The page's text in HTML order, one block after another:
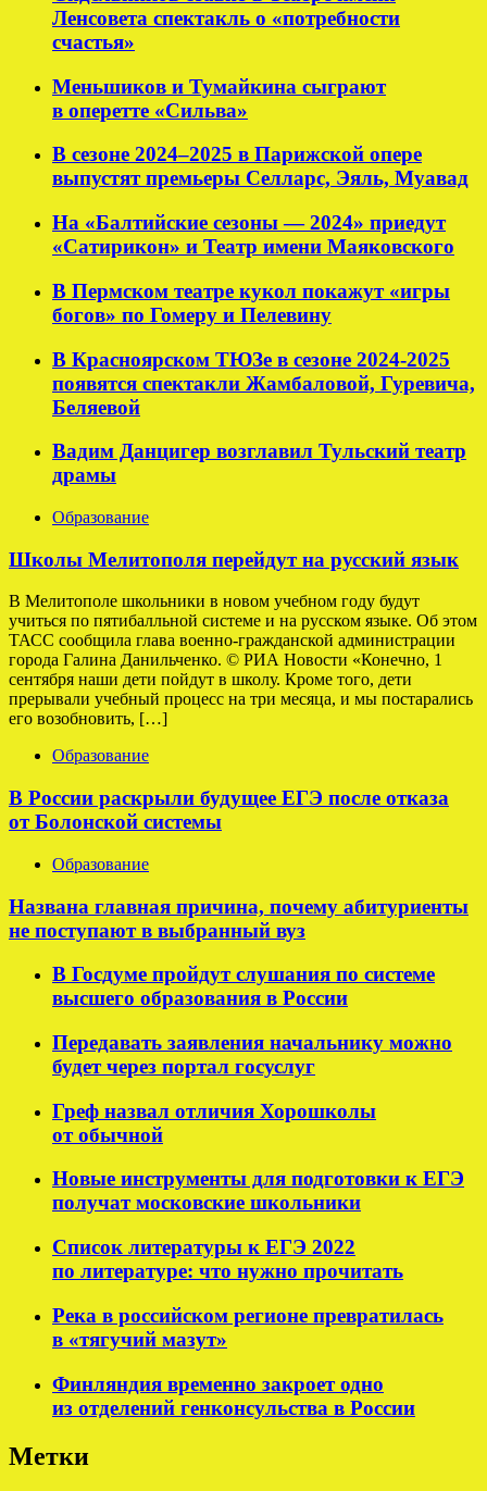
Ленсовета спектакль о «потребности
счастья»
Меньшиков и Тумайкина сыграют
в оперетте «Сильва»
В сезоне 2024–2025 в Парижской опере
выпустят премьеры Селларс, Эяль, Муавад
На «Балтийские сезоны — 2024» приедут
«Сатирикон» и Театр имени Маяковского
В Пермском театре кукол покажут «игры
богов» по Гомеру и Пелевину
В Красноярском ТЮЗе в сезоне 2024-2025
появятся спектакли Жамбаловой, Гуревича,
Беляевой
Вадим Данцигер возглавил Тульский театр
драмы
Образование
Школы Мелитополя перейдут на русский язык
В Мелитополе школьники в новом учебном году будут
учиться по пятибалльной системе и на русском языке. Об этом
ТАСС сообщила глава военно-гражданской администрации
города Галина Данильченко. © РИА Новости «Конечно, 1
сентября наши дети пойдут в школу. Кроме того, дети
прерывали учебный процесс на три месяца, и мы постарались
его возобновить, […]
Образование
В России раскрыли будущее ЕГЭ после отказа
от Болонской системы
Образование
Названа главная причина, почему абитуриенты
не поступают в выбранный вуз
В Госдуме пройдут слушания по системе
высшего образования в России
Передавать заявления начальнику можно
будет через портал госуслуг
Греф назвал отличия Хорошколы
от обычной
Новые инструменты для подготовки к ЕГЭ
получат московские школьники
Список литературы к ЕГЭ 2022
по литературе: что нужно прочитать
Река в российском регионе превратилась
в «тягучий мазут»
Финляндия временно закроет одно
из отделений генконсульства в России
Метки